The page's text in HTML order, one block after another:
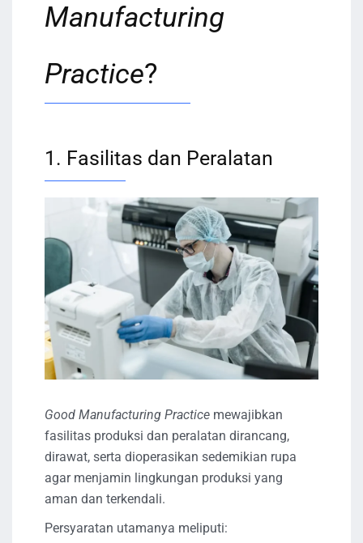
Manufacturing
Practice?
1. Fasilitas dan Peralatan
Good Manufacturing Practice mewajibkan
fasilitas produksi dan peralatan dirancang,
dirawat, serta dioperasikan sedemikian rupa
agar menjamin lingkungan produksi yang
aman dan terkendali.
Persyaratan utamanya meliputi: